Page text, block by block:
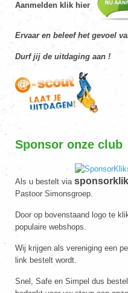
Aanmelden klik hier
Ervaar en beleef het gevoel
Durf jij de uitdaging aan !
Sponsor onze club
Als u bestelt via
Pastoor Simonsgroep.
Door op bovenstaand logo te
populaire webshops.
Wij krijgen als vereniging een
link bestelt wordt.
Snel, Safe en Simpel dus